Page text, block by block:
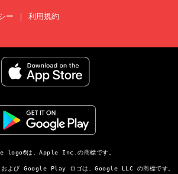
ー 利用規約
は、Apple Inc.の商標です。
び Google Play ロゴは、Google LLC の商標です。